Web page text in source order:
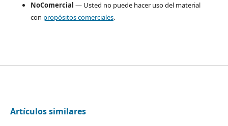
NoComercial — Usted no puede hacer uso del material
con propósitos comerciales.
Artículos similares